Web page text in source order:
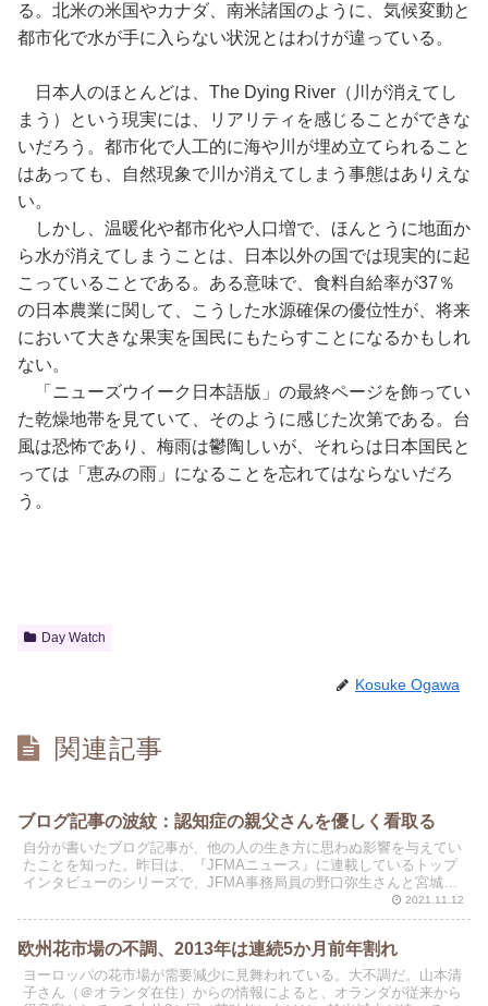
る。北米の米国やカナダ、南米諸国のように、気候変動と
都市化で水が手に入らない状況とはわけが違っている。
日本人のほとんどは、The Dying River（川が消えてし
まう）という現実には、リアリティを感じることができな
いだろう。都市化で人工的に海や川が埋め立てられること
はあっても、自然現象で川か消えてしまう事態はありえな
い。
しかし、温暖化や都市化や人口増で、ほんとうに地面か
ら水が消えてしまうことは、日本以外の国では現実的に起
こっていることである。ある意味で、食料自給率が37％
の日本農業に関して、こうした水源確保の優位性が、将来
において大きな果実を国民にもたらすことになるかもしれ
ない。
「ニューズウイーク日本語版」の最終ページを飾ってい
た乾燥地帯を見ていて、そのように感じた次第である。台
風は恐怖であり、梅雨は鬱陶しいが、それらは日本国民と
っては「恵みの雨」になることを忘れてはならないだろ
う。
Day Watch
Kosuke Ogawa
関連記事
ブログ記事の波紋：認知症の親父さんを優しく看取る
自分が書いたブログ記事が、他の人の生き方に思わぬ影響を与えてい
たことを知った。昨日は、『JFMAニュース』に連載しているトップ
インタビューのシリーズで、JFMA事務局員の野口弥生さんと宮城県
2021.11.12
欧州花市場の不調、2013年は連続5か月前年割れ
ヨーロッパの花市場が需要減少に見舞われている。大不調だ。山本清
子さん（＠オランダ在住）からの情報によると、オランダが従来から